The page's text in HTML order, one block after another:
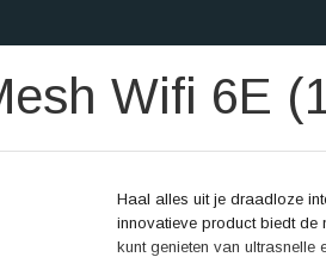
Wifi 6E
Haal alles uit je draadloze
innovatieve product biedt de
kunt genieten van